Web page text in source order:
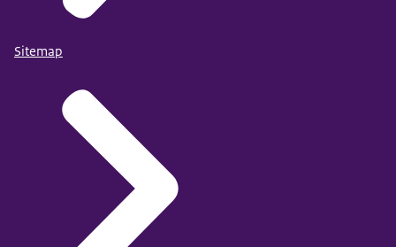
Sitemap